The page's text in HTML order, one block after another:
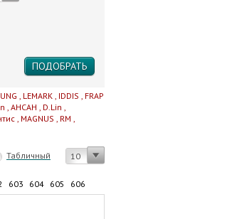
, LEMARK , IDDIS , FRAP
, AHCAH , D.Lin ,
, MAGNUS , RM ,
Табличный 10
603 604 605
606